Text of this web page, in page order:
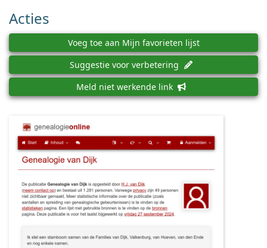
Acties
Voeg toe aan Mijn favorieten lijst
Suggestie voor verbetering
Meld niet werkende link